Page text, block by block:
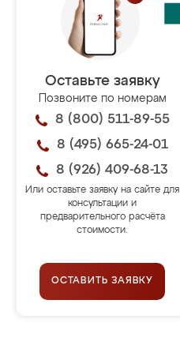
Оставьте заявку
Позвоните по номерам
8 (800) 511-89-55
8 (495) 665-24-01
8 (926) 409-68-13
Или оставьте заявку на сайте для
консультации и
предварительного расчёта
стоимости.
ОСТАВИТЬ ЗАЯВКУ